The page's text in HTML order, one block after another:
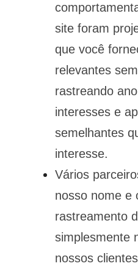
site foram
que você
relevantes
rastreando
interesses e
semelhantes
interesse.
Vários
nosso nome e
rastreamento
simplesmente
nossos